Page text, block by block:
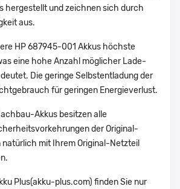
hergestellt und zeichnen sich durch
aus.
HP 687945-001 Akkus höchste
eine hohe Anzahl möglicher Lade-
Die geringe Selbstentladung der
für geringen Energieverlust.
Akkus besitzen alle
der Original-
natürlich mit Ihrem Original-Netzteil
Plus(akku-plus.com) finden Sie nur